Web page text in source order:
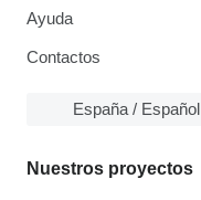
Ayuda
Contactos
España / Español
Nuestros proyectos